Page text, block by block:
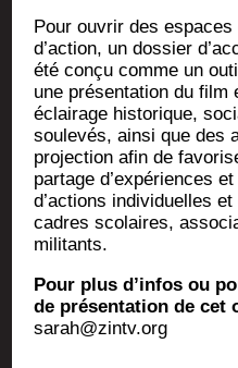
Pour ouvrir des
d’action, un dos­sier
été conçu comme un
une pré­sen­ta­tion du film
éclai­rage his­to­rique,
sou­le­vés, ain­si que des
pro­jec­tion afin de
par­tage d’expériences
d’actions indi­vi­duelles
cadres sco­laires,
militants.
Pour plus d’in­fos ou
de pré­sen­ta­tion de cet
sarah@zintv.org